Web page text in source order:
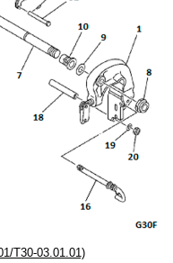
T30-03.01.01)